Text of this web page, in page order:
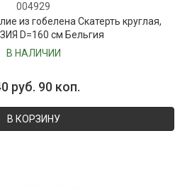
004929
из гобелена Скатерть круглая,
D=160 см Бельгия
В НАЛИЧИИ
руб. 90 коп.
В КОРЗИНУ